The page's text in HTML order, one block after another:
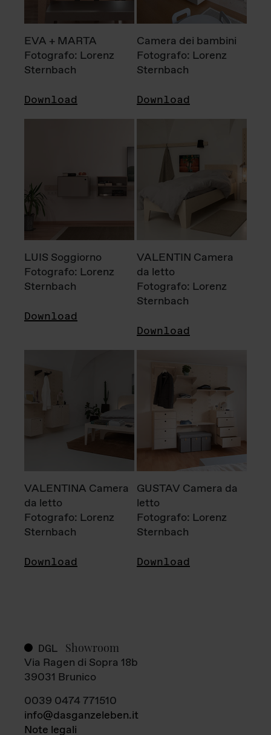
EVA + MARTA
Fotografo: Lorenz
Sternbach
Download
Camera dei bambini
Fotografo: Lorenz
Sternbach
Download
LUIS Soggiorno
Fotografo: Lorenz
Sternbach
Download
VALENTIN Camera
da letto
Fotografo: Lorenz
Sternbach
Download
VALENTINA Camera
da letto
Fotografo: Lorenz
Sternbach
Download
GUSTAV Camera da
letto
Fotografo: Lorenz
Sternbach
Download
DGL Showroom
Via Ragen di Sopra 18b
39031 Brunico
0039 0474 771510
info@dasganzeleben.it
Note legali